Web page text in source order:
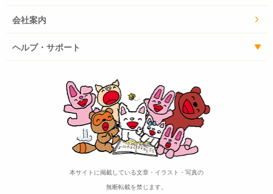
会社案内
ヘルプ・サポート
本サイトに掲載している文章・イラスト・写真の
無断転載を禁じます。